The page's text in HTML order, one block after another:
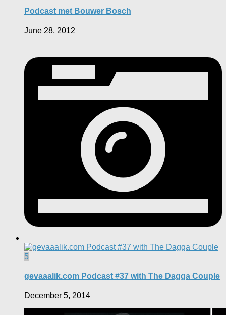
Podcast met Bouwer Bosch
June 28, 2012
5
gevaaalik.com Podcast #37 with The Dagga Couple
December 5, 2014